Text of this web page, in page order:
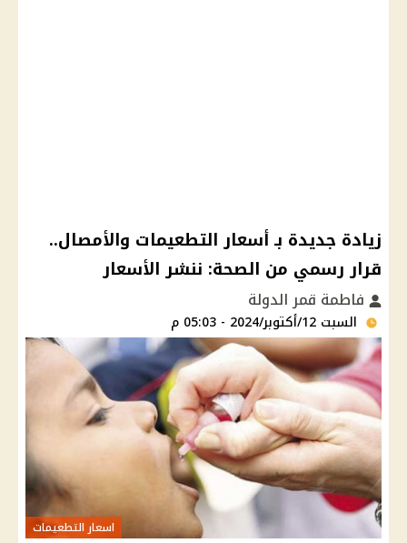
زيادة جديدة بـ أسعار التطعيمات والأمصال..
قرار رسمي من الصحة: ننشر الأسعار
فاطمة قمر الدولة
السبت 12/أكتوبر/2024 - 05:03 م
اسعار التطعيمات